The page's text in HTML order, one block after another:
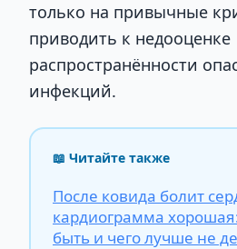
только на привычные
приводить к недооценке
распространённости
инфекций.
📖 Читайте также
После ковида болит
кардиограмма
быть и чего лучше не